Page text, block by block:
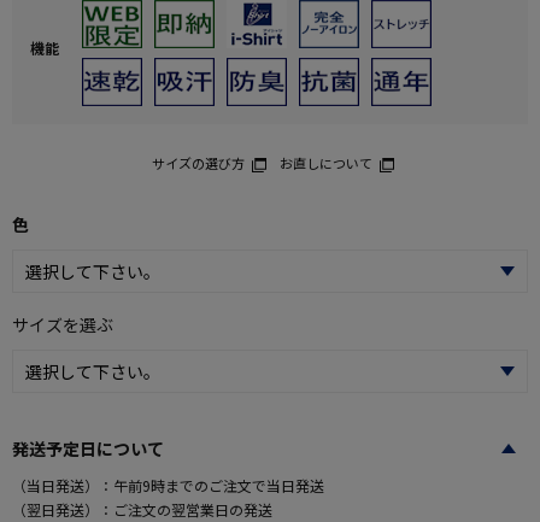
機能
サイズの選び方 お直しについて
色
サイズを選ぶ
発送予定日について
（当日発送）：午前9時までのご注文で当日発送
（翌日発送）：ご注文の翌営業日の発送